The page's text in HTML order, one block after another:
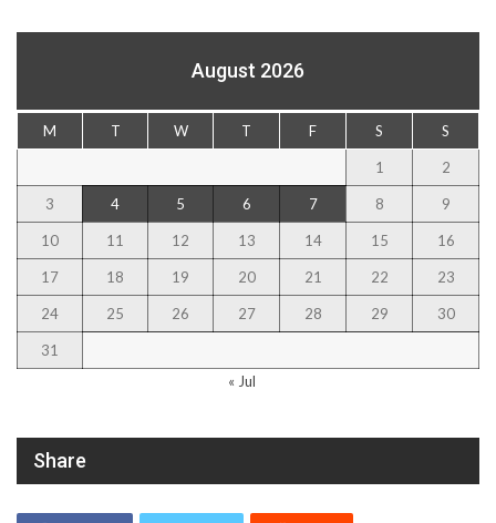
August 2026
M T W T F S S
1 2
3 4 5 6 7 8 9
10 11 12 13 14 15 16
17 18 19 20 21 22 23
24 25 26 27 28 29 30
31
« Jul
Share